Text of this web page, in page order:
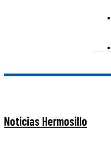
Noticias Hermosillo